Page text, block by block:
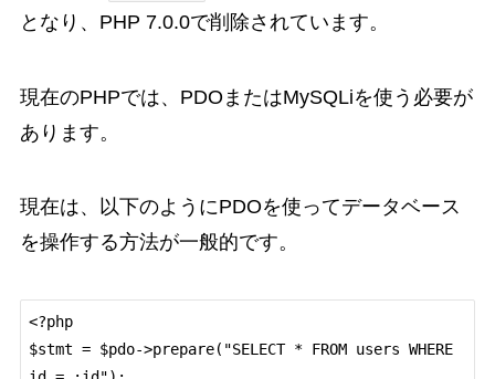
となり、PHP 7.0.0で削除されています。
現在のPHPでは、PDOまたはMySQLiを使う必要が
あります。
現在は、以下のようにPDOを使ってデータベース
を操作する方法が一般的です。
<?php
$stmt = $pdo->prepare("SELECT * FROM users WHERE